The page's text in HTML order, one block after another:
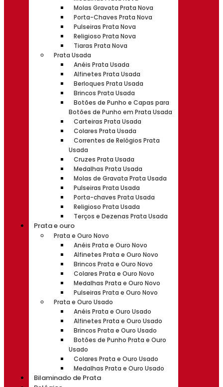
Molas Gravata Prata Nova
Porta-Chaves Prata Nova
Pulseiras Prata Nova
Religioso Prata Nova
Tiaras Prata Nova
Prata Usada
Anéis Prata Usada
Alfinetes Prata Usada
Berloques Prata Usada
Brincos Prata Usada
Botões de Punho e Capas para
Botões de Punho em Prata Usada
Carteiras Prata Usada
Colares Prata Usada
Correntes de Relógios Prata
Usada
Cruzes Prata Usada
Medalhas Prata Usada
Molas de Gravata Prata Usada
Pulseiras Prata Usada
Porta-chaves Prata Usada
Religioso Prata Usada
Terços e Dezenas Prata Usada
Prata e ouro
Prata e Ouro Novo
Anéis Prata e Ouro Novo
Alfinetes Prata e Ouro Novo
Brincos Prata e Ouro Novo
Colares Prata e Ouro Novo
Medalhas Prata e Ouro Novo
Pulseiras Prata e Ouro Novo
Prata e Ouro Usado
Anéis Prata e Ouro Usado
Alfinetes Prata e Ouro Usado
Brincos Prata e Ouro Usado
Botões de Punho Prata e Ouro
Usado
Colares Prata e Ouro Usado
Medalhas Prata e Ouro Usado
Bilaminado de Prata